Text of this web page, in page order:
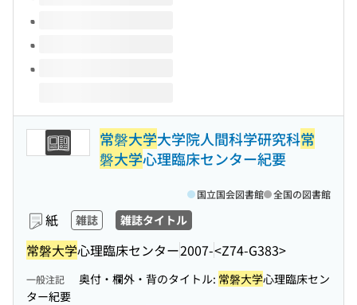
常磐大学大学院人間科学研究科常
磐大学心理臨床センター紀要
紙 雑誌 雑誌タイトル
常磐大学心理臨床センター2007-<Z74-G383>
国立国会図書館 全国の図書館
一般注記 奥付・欄外・背のタイトル: 常磐大学心理臨床セン
ター紀要